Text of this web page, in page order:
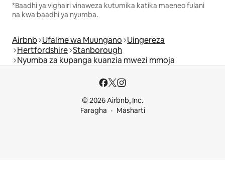
*Baadhi ya vighairi vinaweza kutumika katika maeneo fulani
na kwa baadhi ya nyumba.
Airbnb Ufalme wa Muungano Uingereza
Hertfordshire Stanborough
Nyumba za kupanga kuanzia mwezi mmoja
© 2026 Airbnb, Inc.
Faragha
Masharti